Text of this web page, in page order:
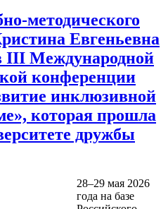
методического
Евгеньевна
III Международной
конференции
инклюзивной
которая прошла
дружбы
28–29 мая 2026
года на базе